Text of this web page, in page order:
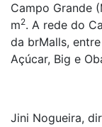
Campo Grande
m2. A rede do
da brMalls,
Açúcar, Big e
Jini Nogueira,